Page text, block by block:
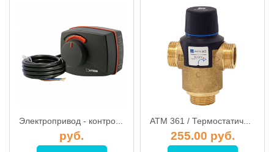
Электропривод - контроллер ESBE CRA111, 230V 6NM
руб.
ATM 361 / Термостатический клапан 1" KVS 1.6, AFRISO
255.00 руб.